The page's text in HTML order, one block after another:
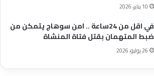
10 يناير، 2026
في اقل من 24ساعة .. امن سوهاج يتمكن من
ضبط المتهمان بقتل فتاة المنشاة
26 يوليو، 2026